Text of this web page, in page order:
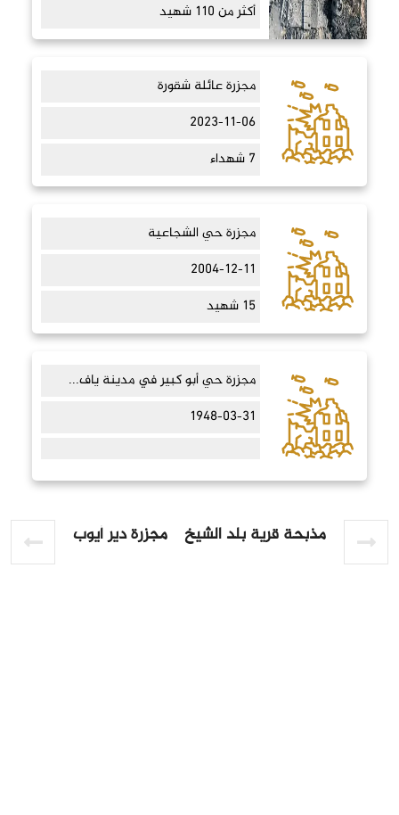
أكثر من 110 شهيد
مجزرة عائلة شقورة
2023-11-06
7 شهداء
مجزرة حي الشجاعية
2004-12-11
15 شهيد
مجزرة حي أبو كبير في مدينة ياف...
1948-03-31
مذبحة قرية بلد الشيخ مجزرة دير أيوب